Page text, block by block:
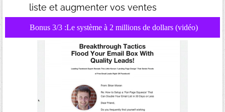
liste et augmenter vos ventes
Bonus 3/3 :Le système à 2 millions de dollars (vidéo)